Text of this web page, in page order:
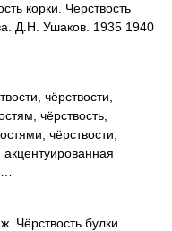
корки. Черствость
Д.Н. Ушаков. 1935 1940
чёрствости,
чёрствость,
чёрствости,
Чёрствость булки.